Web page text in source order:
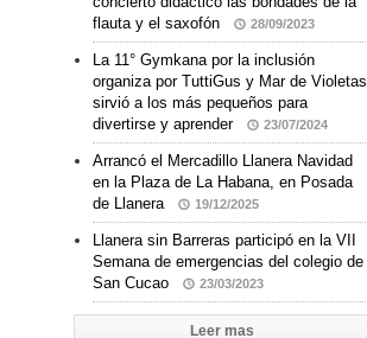
flauta y el saxofón
28/09/2023
La 11° Gymkana por la inclusión
organiza por TuttiGus y Mar de Violetas
sirvió a los más pequeños para
divertirse y aprender
23/07/2024
Arrancó el Mercadillo Llanera Navidad
en la Plaza de La Habana, en Posada
de Llanera
19/12/2025
Llanera sin Barreras participó en la VII
Semana de emergencias del colegio de
San Cucao
23/03/2023
Leer mas